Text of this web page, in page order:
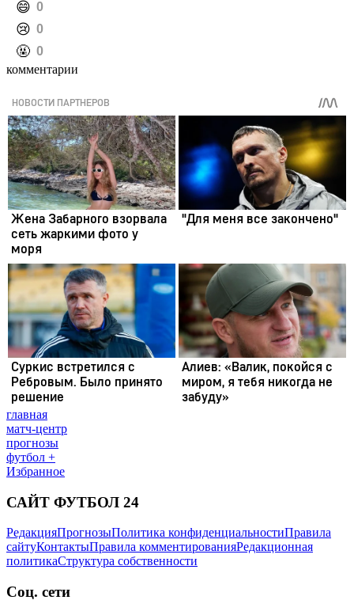
️😄 0
️😢 0
️🤬 0
комментарии
главная
матч-центр
прогнозы
футбол +
Избранное
САЙТ ФУТБОЛ 24
РедакцияПрогнозыПолитика конфиденциальностиПравила
сайтуКонтактыПравила комментированияРедакционная
политикаСтруктура собственности
Соц. сети